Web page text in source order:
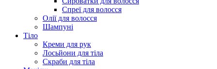
Спреї для волосся
Олії для волосся
Шампуні
Тіло
Креми для рук
Лосьйони для тіла
Скраби для тіла